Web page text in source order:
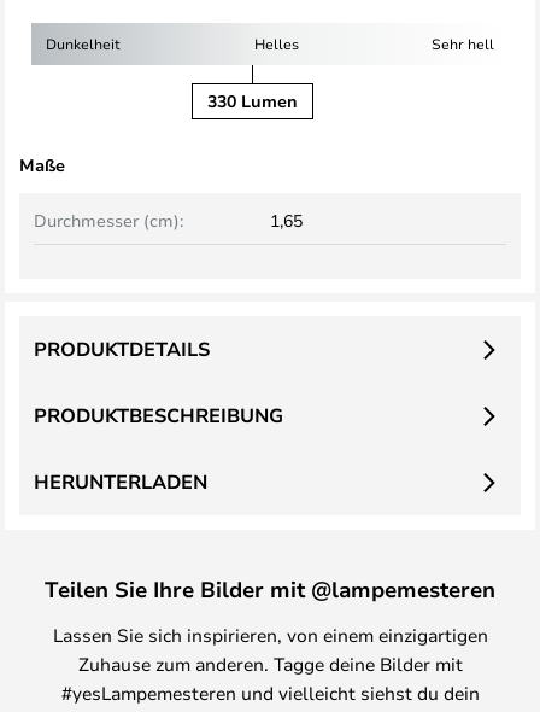
Dunkelheit Helles Sehr hell
330 Lumen
Maße
Durchmesser (cm): 1,65
PRODUKTBESCHREIBUNG
PRODUKTDETAILS
HERUNTERLADEN
Teilen Sie Ihre Bilder mit @lampemesteren
Lassen Sie sich inspirieren, von einem einzigartigen
Zuhause zum anderen. Tagge deine Bilder mit
#yesLampemesteren und vielleicht siehst du dein